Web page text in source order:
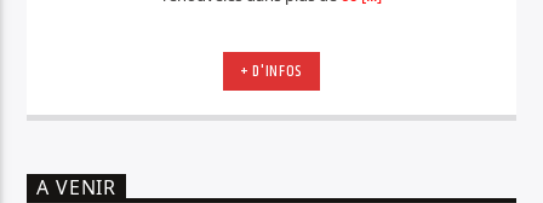
+ D'INFOS
A VENIR